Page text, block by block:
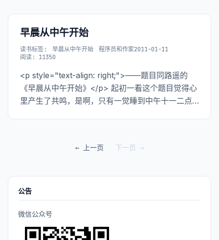
早晨从中午开始
读书标签: 早晨从中午开始 程序员和作家2011-01-11
阅读: 11350
<p style="text-align: right;">——题目同路遥的
《早晨从中午开始》</p> 起初一看这个题目觉得心
里产生了共鸣，是啊，只有一觉睡到中午十一二点
← 上一页 下一页 →
公告
微信公众号